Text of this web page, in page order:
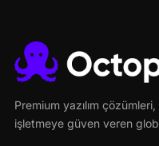
Premium yazılım
işletmeye güven veren